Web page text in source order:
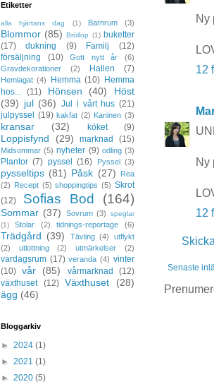
Ny
12
Ny
12
Senaste
Etiketter
alla hjärtans dag (1) Barnrum (3)
Blommor (85) Bröllop (1) buketter
(17)
dukning (9) Familj
(12)
försäljning
(10) Gott nytt år
(6)
Gravdekorationer
(2) Hallen (7)
Hemlagat (4) Hemma (10) Hemma
hos...
(11) Hönsen (40)
Höst
(39) jul (36) Jul i vårt hus (21)
julpyssel
(19) kakfat (2) Kaninen (3)
kransar (32) köket (9)
Loppisfynd (29) marknad (15)
Midsommar (5) nyheter (9) odling (3)
Plantor (7) pyssel (16) Pyssel (3)
pysseltips (81) Påsk (27)
Rea
(2) Recept (5) shoppingtips (5) Skrot
(12)
Sofias Bod (164)
Sommar (37) Sovrum (3)
speglar
(1)
Stolar (2) tidnings-reportage (6)
Trädgård (39) Tävling (4)
utflykt
(2)
utlottning (2) utmärkelser (2)
vardagsrum (17) veranda (4) vinter
(10) vår (85) vårmarknad
(12)
växthuset
(12) Växthuset
(28)
ägg (46)
Bloggarkiv
► 2024 (1)
► 2021 (1)
► 2020 (5)